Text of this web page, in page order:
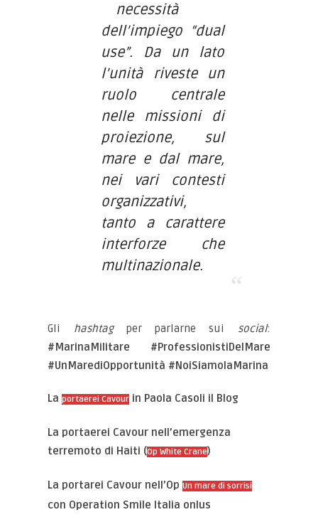
necessità
dell’impiego “dual
use”. Da un lato
l’unità riveste un
ruolo centrale
nelle missioni di
proiezione, sul
mare e dal mare,
nei vari contesti
organizzativi,
tanto a carattere
interforze che
multinazionale.
Gli hashtagper parlarne sui social:
#MarinaMilitare #ProfessionistiDelMare
#UnMarediOpportunità #NoiSiamolaMarina
Laportaerei Cavour in Paola Casoli il Blog
La portaerei Cavour nell’emergenza
terremoto di Haiti (Op White Crane)
La portarei Cavour nell’OpUn mare di sorrisi
con Operation Smile Italia onlus